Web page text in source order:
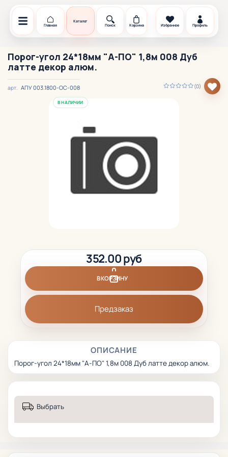
Главная
Каталог
Поиск
Корзина Избранное Профиль
Порог-угол 24*18мм "А-ПО" 1,8м 008 Дуб
латте декор алюм.
(0)
арт. АПУ 003.1800-ОС-008
В НАЛИЧИИ
ОПИСАНИЕ
Порог-угол 24*18мм "А-ПО" 1,8м 008 Дуб латте декор алюм.
352.00 руб
В КОРЗИНУ
Предзаказ
Выбрать